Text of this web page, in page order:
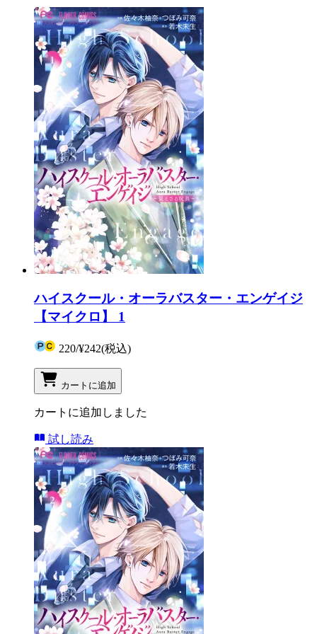
ハイスクール・オーラバスター・エンゲイジ
【マイクロ】 1
220/¥242(税込)
カートに追加
カートに追加しました
試し読み